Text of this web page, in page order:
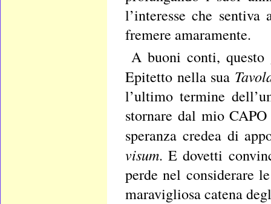
l’interesse che
fremere amaramente.
A buoni conti,
Epitetto nella sua
l’ultimo termine
stornare dal mio
speranza credea di
visum. E dovetti
perde nel considerare
maravigliosa catena